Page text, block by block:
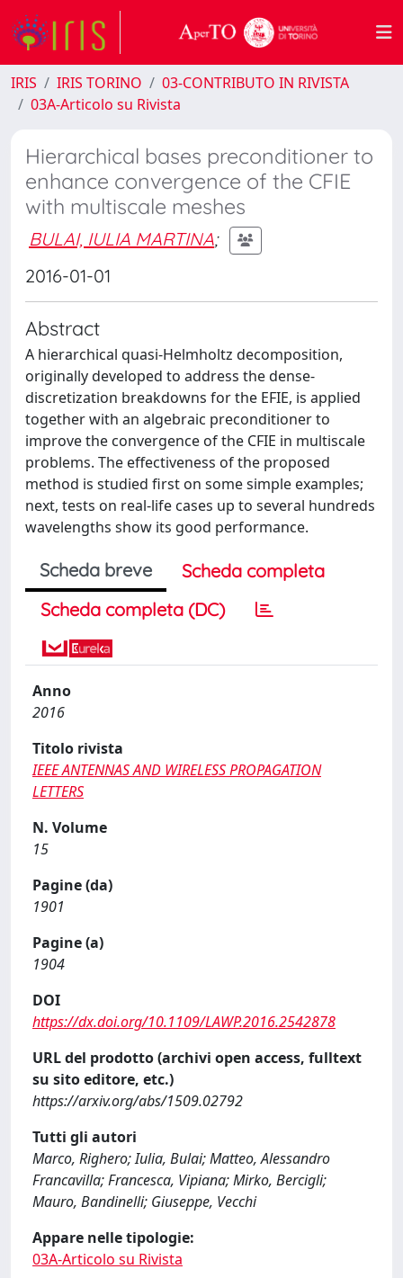
IRIS IRIS TORINO
03-CONTRIBUTO IN RIVISTA
03A-Articolo su Rivista
Hierarchical bases preconditioner to
enhance convergence of the CFIE
with multiscale meshes
BULAI, IULIA MARTINA;
2016-01-01
Abstract
A hierarchical quasi-Helmholtz decomposition,
originally developed to address the dense-
discretization breakdowns for the EFIE, is applied
together with an algebraic preconditioner to
improve the convergence of the CFIE in multiscale
problems. The effectiveness of the proposed
method is studied first on some simple examples;
next, tests on real-life cases up to several hundreds
wavelengths show its good performance.
Scheda breve
Scheda completa
Scheda completa (DC)
Anno
2016
Titolo rivista
IEEE ANTENNAS AND WIRELESS PROPAGATION
LETTERS
N. Volume
15
Pagine (da)
1901
Pagine (a)
1904
DOI
https://dx.doi.org/10.1109/LAWP.2016.2542878
URL del prodotto (archivi open access, fulltext
su sito editore, etc.)
https://arxiv.org/abs/1509.02792
Tutti gli autori
Marco, Righero; Iulia, Bulai; Matteo, Alessandro
Francavilla; Francesca, Vipiana; Mirko, Bercigli;
Mauro, Bandinelli; Giuseppe, Vecchi
Appare nelle tipologie:
03A-Articolo su Rivista